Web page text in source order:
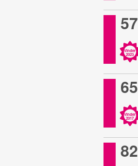
57
Vinder
2023
65
Vinder
2017
82